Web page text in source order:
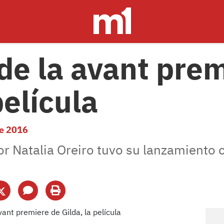
la avant
2016
Natalia Oreiro tuvo su lanzamiento